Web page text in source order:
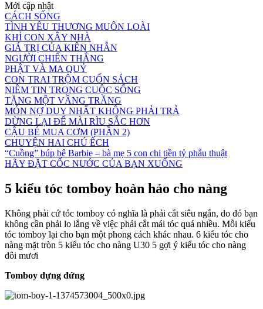
Mới cập nhật
CÁCH SỐNG
TÌNH YÊU THƯƠNG MUÔN LOÀI
KHỈ CON XÂY NHÀ
GIÁ TRỊ CỦA KIÊN NHẪN
NGƯỜI CHIẾN THẮNG
PHẬT VÀ MA QUỶ
CON TRAI TRỘM CUỐN SÁCH
NIỀM TIN TRONG CUỘC SỐNG
TẶNG MỘT VẦNG TRĂNG
MÓN NỢ DUY NHẤT KHÔNG PHẢI TRẢ
DỪNG LẠI ĐỂ MÀI RÌU SẮC HƠN
CẬU BÉ MUA CƠM (PHẦN 2)
CHUYỆN HAI CHÚ ẾCH
“Cuồng” búp bê Barbie – bà mẹ 5 con chi tiền tỷ phẫu thuật
HÃY ĐẶT CỐC NƯỚC CỦA BẠN XUỐNG
5 kiểu tóc tomboy hoàn hảo cho nàng
Không phải cứ tóc tomboy có nghĩa là phải cắt siêu ngắn, do đó bạn
không cần phải lo lắng về việc phải cắt mái tóc quá nhiều. Mỗi kiểu
tóc tomboy lại cho bạn một phong cách khác nhau. 6 kiểu tóc cho
nàng mặt tròn 5 kiểu tóc cho nàng U30 5 gợi ý kiểu tóc cho nàng
đôi mươi
Tomboy dựng đứng